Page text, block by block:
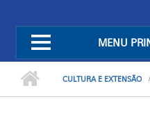
MENU
CULTURA E EXTENSÃO